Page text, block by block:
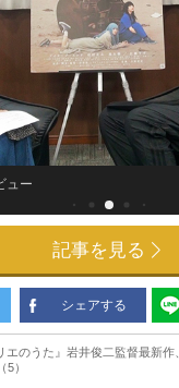
ュー
記事を見る
シェアする
エのうた』岩井俊二監督最新
）